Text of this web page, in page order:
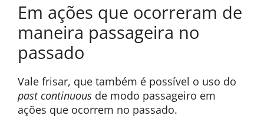
Em ações que ocorreram de
maneira passageira no
passado
Vale frisar, que também é possível o uso do
past continuous de modo passageiro em
ações que ocorrem no passado.